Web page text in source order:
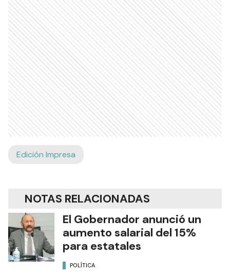
Edición Impresa
NOTAS RELACIONADAS
El Gobernador anunció un
aumento salarial del 15%
para estatales
POLÍTICA